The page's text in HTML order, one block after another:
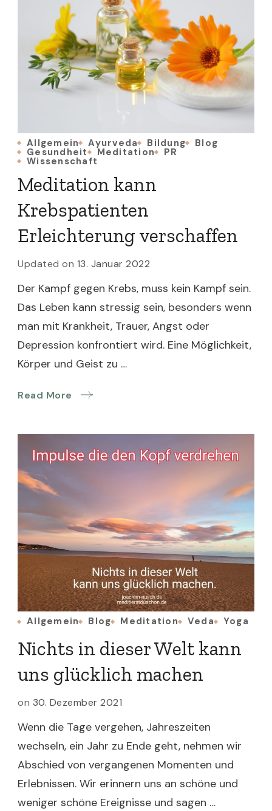
Allgemein Ayurveda Bildung Blog
Gesundheit Meditation PR
Wissenschaft
Meditation kann
Krebspatienten
Erleichterung verschaffen
Updated on 13. Januar 2022
Der Kampf gegen Krebs, muss kein Kampf sein.
Das Leben kann stressig sein, besonders wenn
man mit Krankheit, Trauer, Angst oder
Depression konfrontiert wird. Eine Möglichkeit,
Körper und Geist zu …
Read More
Allgemein Blog Meditation Veda Yoga
Nichts in dieser Welt kann
uns glücklich machen
on 30. Dezember 2021
Wenn die Tage vergehen, Jahreszeiten
wechseln, ein Jahr zu Ende geht, nehmen wir
Abschied von vergangenen Momenten und
Erlebnissen. Wir erinnern uns an schöne und
weniger schöne Ereignisse und sagen …